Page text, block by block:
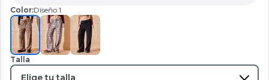
Color:Diseño 1
Talla